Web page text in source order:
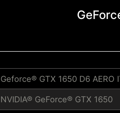
Geforce® GTX 1650 D6 AERO
NVIDIA® GeForce® GTX 1650